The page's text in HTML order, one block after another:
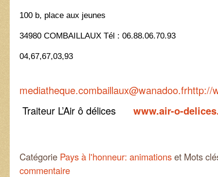
100 b, place aux jeunes
34980 COMBAILLAUX Tél : 06.88.06.70.93
mediatheque.combaillaux@wanadoo.frhttp://
Traiteur L’Air ô délices www.air-o-
Catégorie Pays à l'honneur: animationset Mots
commentaire